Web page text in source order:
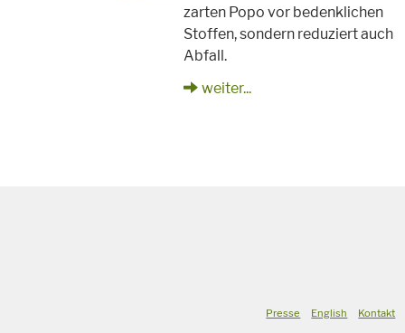
zarten Popo vor bedenklichen
Stoffen, sondern reduziert auch
Abfall.
weiter...
Presse English Kontakt